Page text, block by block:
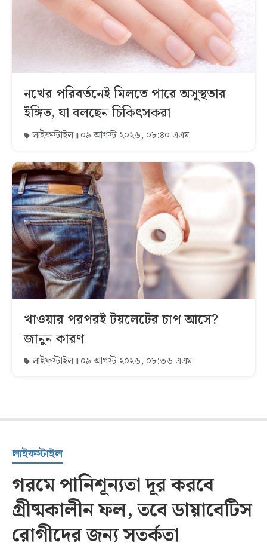
নখের পরিবর্তনেই মিলতে পারে অসুস্থতার
ইঙ্গিত, যা বলছেন চিকিৎসকরা
লাইফস্টাইল ০৯ আগস্ট ২০২৬, ০৮:৪০ এএম
খাওয়ার পরপরই টয়লেটের চাপ আসে?
জানুন কারণ
লাইফস্টাইল ০৯ আগস্ট ২০২৬, ০৮:৩৬ এএম
লাইফস্টাইল
গরমে পানিশূন্যতা দূর করবে
গ্রীষ্মকালীন ফল, তবে ডায়াবেটিস
রোগীদের জন্য সতর্কতা